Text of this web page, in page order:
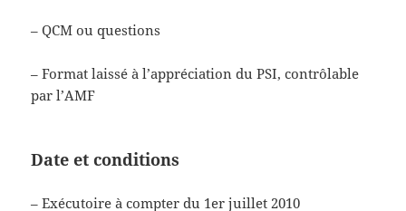
– QCM ou questions
– Format laissé à l’appréciation du PSI, contrôlable
par l’AMF
Date et conditions
– Exécutoire à compter du 1er juillet 2010